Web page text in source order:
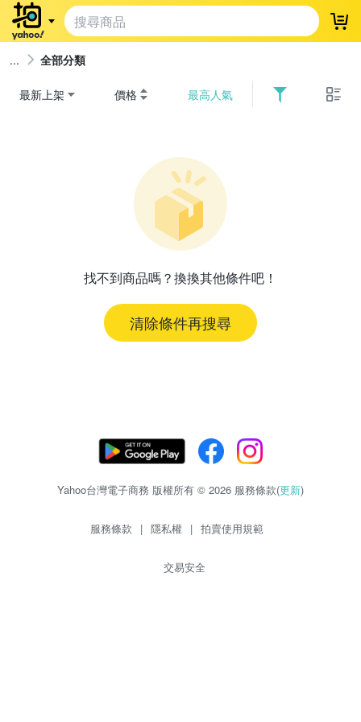
登
全部分類
最新上架 價格 最高人氣
找不到商品嗎？換換其他條件吧！
清除條件再搜尋
Yahoo台灣電子商務 版權所有 © 2026 服務條款(更新)
服務條款 | 隱私權 | 拍賣使用規範
交易安全